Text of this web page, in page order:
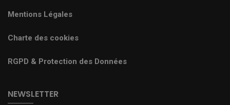
Mentions Légales
Charte des cookies
RGPD & Protection des Données
NEWSLETTER